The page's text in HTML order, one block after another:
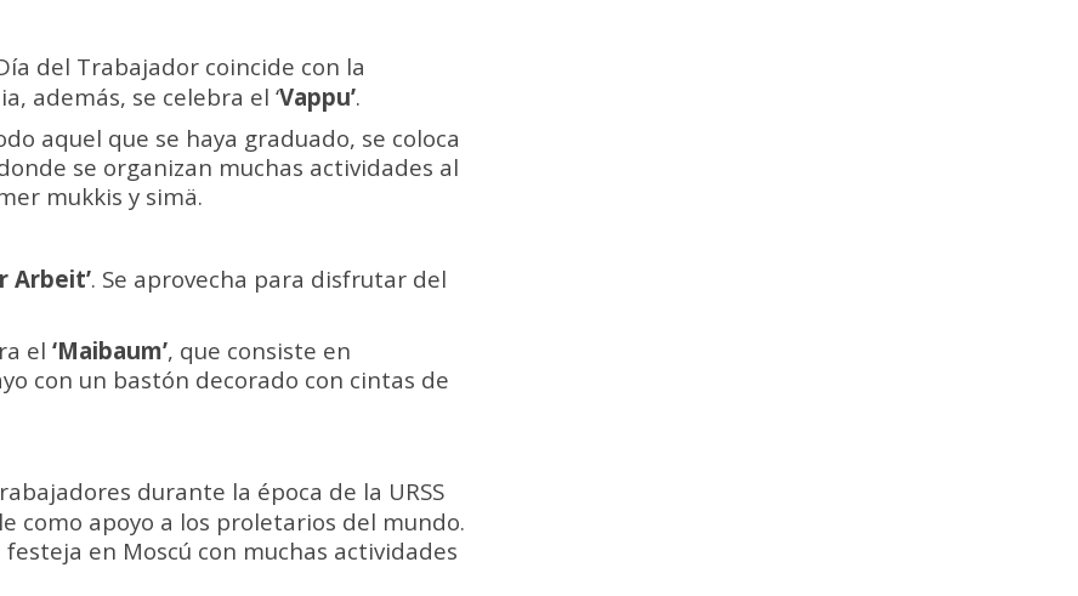
del Trabajador coincide con la
además, se celebra el ‘Vappu’.
aquel que se haya graduado, se coloca
se organizan muchas actividades al
mukkis y simä.
Arbeit’. Se aprovecha para disfrutar del
el ‘Maibaum’, que consiste en
con un bastón decorado con cintas de
durante la época de la URSS
como apoyo a los proletarios del mundo.
en Moscú con muchas actividades